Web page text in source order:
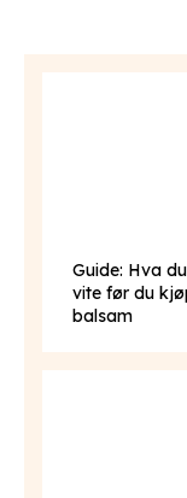
Guide: Hva
vite før du
balsam